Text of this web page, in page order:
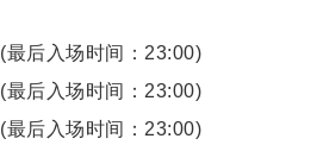
(最后入场时间：23:00)
(最后入场时间：23:00)
(最后入场时间：23:00)